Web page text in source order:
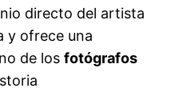
directo del artista
y ofrece una
de losfotógrafos